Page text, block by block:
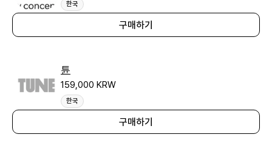
한국
구매하기
튠
159,000 KRW
한국
구매하기